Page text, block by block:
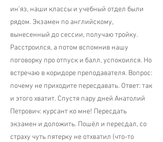
ин’яз, наши классы и учебный отдел были
рядом. Экзамен по английскому,
вынесенный до сессии, получаю тройку.
Расстроился, а потом вспомнив нашу
поговорку про отпуск и балл, успокоился. Но
встречаю в коридоре преподавателя. Вопрос:
почему не приходите пересдавать. Ответ: так
и этого хватит. Спустя пару дней Анатолий
Петрович: курсант ко мне! Пересдать
экзамен и доложить. Пошёл и пересдал, со
страху чуть пятерку не отхватил (что-то